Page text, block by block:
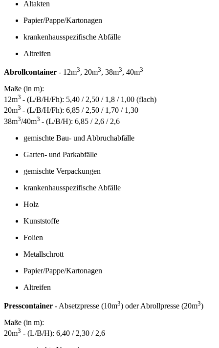
Altakten
Papier/Pappe/Kartonagen
krankenhausspezifische Abfälle
Altreifen
Abrollcontainer - 12m3, 20m3, 38m3, 40m3
Maße (in m):
12m3 - (L/B/H/Fh): 5,40 / 2,50 / 1,8 / 1,00 (flach)
20m3 - (L/B/H/Fh): 6,85 / 2,50 / 1,70 / 1,30
38m3/40m3 - (L/B/H): 6,85 / 2,6 / 2,6
gemischte Bau- und Abbruchabfälle
Garten- und Parkabfälle
gemischte Verpackungen
krankenhausspezifische Abfälle
Holz
Kunststoffe
Folien
Metallschrott
Papier/Pappe/Kartonagen
Altreifen
Presscontainer - Absetzpresse (10m3) oder Abrollpresse (20m3)
Maße (in m):
20m3 - (L/B/H): 6,40 / 2,30 / 2,6